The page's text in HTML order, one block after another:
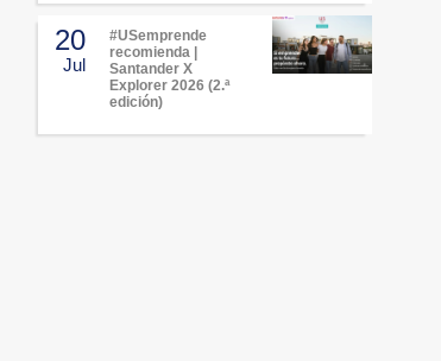
20
Jul
#USemprende
recomienda |
Santander X
Explorer 2026 (2.ª
edición)